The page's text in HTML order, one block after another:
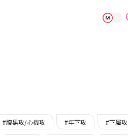
上司有潔癖
#腹黑攻/心機攻 #年下攻 #下屬攻